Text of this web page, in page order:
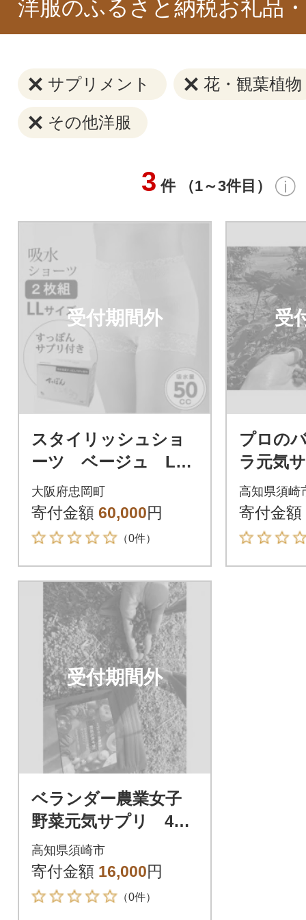
洋服のふるさと納税お礼品
サプリメント 花・観葉植物
その他洋服
3 件 （1～3件目）
受付期間外
スタイリッシュショ
ーツ ベージュ LL
吸水ショーツ2枚+す
っぽんサプリ60粒
大阪府忠岡町
寄付金額 60,000円
（0件）
受
プロの
ラ元気
ット
高知県須崎
寄付金額
受付期間外
ベランダー農業女子
野菜元気サプリ 4袋
セット
高知県須崎市
寄付金額 16,000円
（0件）